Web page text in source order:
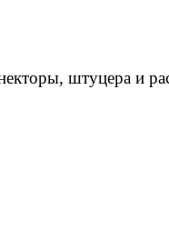
штуцера и